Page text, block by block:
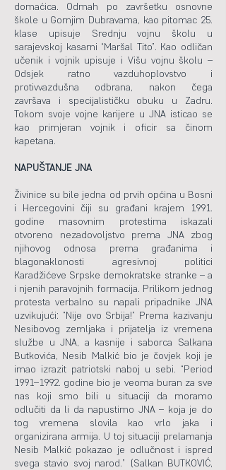
domaćica. Odmah po završetku osnovne
škole u Gornjim Dubravama, kao pitomac 25.
klase upisuje Srednju vojnu školu u
sarajevskoj kasarni “Maršal Tito”. Kao odličan
učenik i vojnik upisuje i Višu vojnu školu –
Odsjek ratno vazduhoplovstvo i
protivvazdušna odbrana, nakon čega
završava i specijalističku obuku u Zadru.
Tokom svoje vojne karijere u JNA isticao se
kao primjeran vojnik i oficir sa činom
kapetana.
NAPUŠTANJE JNA
Živinice su bile jedna od prvih općina u Bosni
i Hercegovini čiji su građani krajem 1991.
godine masovnim protestima iskazali
otvoreno nezadovoljstvo prema JNA zbog
njihovog odnosa prema građanima i
blagonaklonosti agresivnoj politici
Karadžićeve Srpske demokratske stranke – a
i njenih paravojnih formacija. Prilikom jednog
protesta verbalno su napali pripadnike JNA
uzvikujući: “Nije ovo Srbija!” Prema kazivanju
Nesibovog zemljaka i prijatelja iz vremena
službe u JNA, a kasnije i saborca Salkana
Butkovića, Nesib Malkić bio je čovjek koji je
imao izrazit patriotski naboj u sebi. “Period
1991–1992. godine bio je veoma buran za sve
nas koji smo bili u situaciji da moramo
odlučiti da li da napustimo JNA – koja je do
tog vremena slovila kao vrlo jaka i
organizirana armija. U toj situaciji prelamanja
Nesib Malkić pokazao je odlučnost i ispred
svega stavio svoj narod.” (Salkan BUTKOVIĆ,